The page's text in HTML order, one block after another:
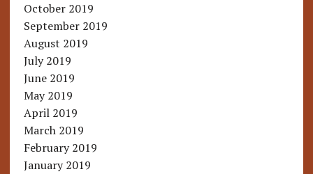
October 2019
September 2019
August 2019
July 2019
June 2019
May 2019
April 2019
March 2019
February 2019
January 2019